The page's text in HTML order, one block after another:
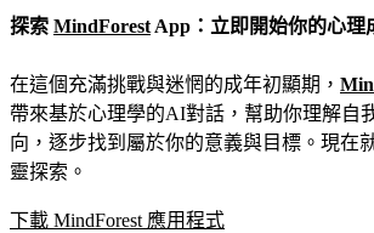
探索 MindForestApp：立即開始你的心理
在這個充滿挑戰與迷惘的成年初顯期，
帶來基於心理學的AI對話，幫助你理解自
向，逐步找到屬於你的意義與目標。現在
靈探索。
下載 MindForest 應用程式